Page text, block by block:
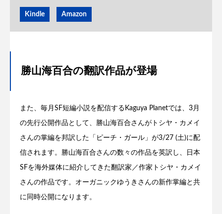
Kindle Amazon
勝山海百合の翻訳作品が登場
また、毎月SF短編小説を配信するKaguya Planetでは、3月
の先行公開作品として、勝山海百合さんがトシヤ・カメイ
さんの掌編を邦訳した「ピーチ・ガール」が3/27 (土)に配
信されます。勝山海百合さんの数々の作品を英訳し、日本
SFを海外媒体に紹介してきた翻訳家／作家トシヤ・カメイ
さんの作品です。オーガニックゆうきさんの新作掌編と共
に同時公開になります。